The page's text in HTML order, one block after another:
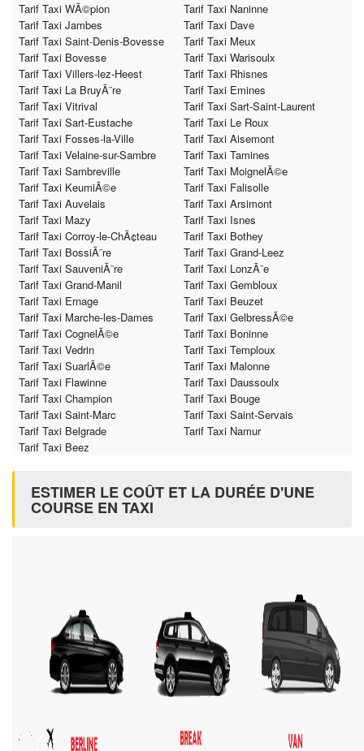
Tarif Taxi WÃ©pion
Tarif Taxi Naninne
Tarif Taxi Jambes
Tarif Taxi Dave
Tarif Taxi Saint-Denis-Bovesse
Tarif Taxi Meux
Tarif Taxi Bovesse
Tarif Taxi Warisoulx
Tarif Taxi Villers-lez-Heest
Tarif Taxi Rhisnes
Tarif Taxi La BruyÃ¨re
Tarif Taxi Emines
Tarif Taxi Vitrival
Tarif Taxi Sart-Saint-Laurent
Tarif Taxi Sart-Eustache
Tarif Taxi Le Roux
Tarif Taxi Fosses-la-Ville
Tarif Taxi Aisemont
Tarif Taxi Velaine-sur-Sambre
Tarif Taxi Tamines
Tarif Taxi Sambreville
Tarif Taxi MoignelÃ©e
Tarif Taxi KeumiÃ©e
Tarif Taxi Falisolle
Tarif Taxi Auvelais
Tarif Taxi Arsimont
Tarif Taxi Mazy
Tarif Taxi Isnes
Tarif Taxi Corroy-le-ChÃ¢teau
Tarif Taxi Bothey
Tarif Taxi BossiÃ¨re
Tarif Taxi Grand-Leez
Tarif Taxi SauveniÃ¨re
Tarif Taxi LonzÃ¨e
Tarif Taxi Grand-Manil
Tarif Taxi Gembloux
Tarif Taxi Ernage
Tarif Taxi Beuzet
Tarif Taxi Marche-les-Dames
Tarif Taxi GelbressÃ©e
Tarif Taxi CognelÃ©e
Tarif Taxi Boninne
Tarif Taxi Vedrin
Tarif Taxi Temploux
Tarif Taxi SuarlÃ©e
Tarif Taxi Malonne
Tarif Taxi Flawinne
Tarif Taxi Daussoulx
Tarif Taxi Champion
Tarif Taxi Bouge
Tarif Taxi Saint-Marc
Tarif Taxi Saint-Servais
Tarif Taxi Belgrade
Tarif Taxi Namur
Tarif Taxi Beez
ESTIMER LE COÛT ET LA DURÉE D'UNE
COURSE EN TAXI